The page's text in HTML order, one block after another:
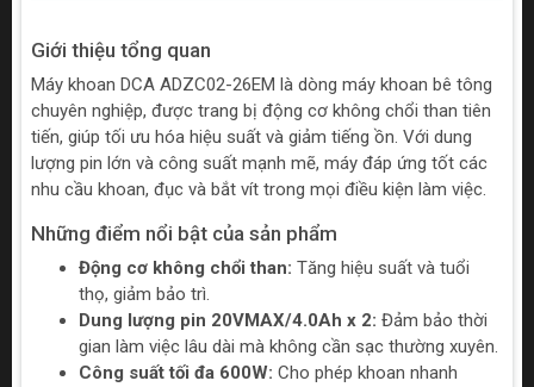
Giới thiệu tổng quan
Máy khoan DCA ADZC02-26EM là dòng máy khoan bê tông
chuyên nghiệp, được trang bị động cơ không chổi than tiên
tiến, giúp tối ưu hóa hiệu suất và giảm tiếng ồn. Với dung
lượng pin lớn và công suất mạnh mẽ, máy đáp ứng tốt các
nhu cầu khoan, đục và bắt vít trong mọi điều kiện làm việc.
Những điểm nổi bật của sản phẩm
Động cơ không chổi than: Tăng hiệu suất và tuổi
thọ, giảm bảo trì.
Dung lượng pin 20VMAX/4.0Ah x 2: Đảm bảo thời
gian làm việc lâu dài mà không cần sạc thường xuyên.
Công suất tối đa 600W: Cho phép khoan nhanh